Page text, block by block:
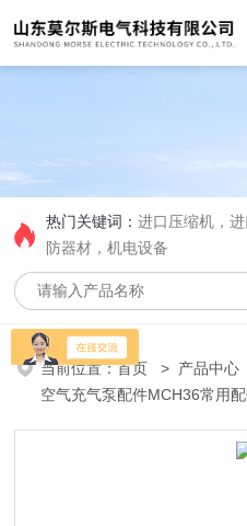
热门关键词：进口压缩机，
防器材，机电设备
当前位置：首页 > 产品中心
空气充气泵配件MCH36常用